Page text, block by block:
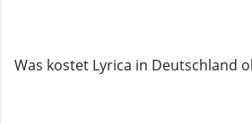
Was kostet Lyrica in Deutschland